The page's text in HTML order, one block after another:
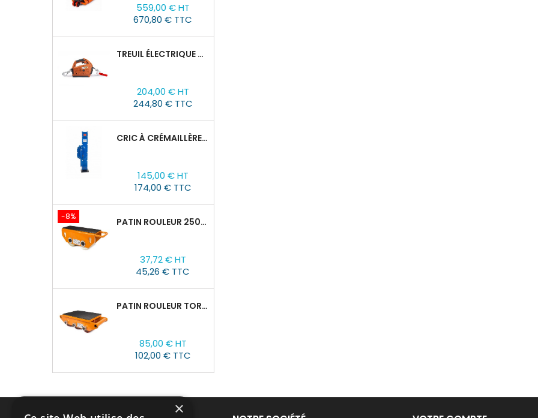
559,00 € HT
670,80 € TTC
TREUIL ÉLECTRIQUE PORTABLE TOR SQ-01-450KG/4.6M
204,00 € HT
244,80 € TTC
CRIC À CRÉMAILLÈRE TOR SJ, 1,5T/60-600 MM
145,00 € HT
174,00 € TTC
-8% PATIN ROULEUR 2500R-02, CAPACITÉ DE CHARGE 2,5T
base
37,72 € HT
45,26 € TTC
PATIN ROULEUR TOR CRO-6 : 8T
85,00 € HT
102,00 € TTC
×